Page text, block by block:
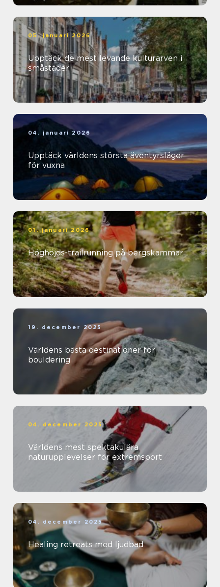
05. januari 2026
Upptäck de mest levande kulturarven i
småstäder
04. januari 2026
Upptäck världens största äventyrsläger
för vuxna
01. januari 2026
Höghöjds-trailrunning på bergskammar
19. december 2025
Världens bästa destinationer för
bouldering
04. december 2025
Världens mest spektakulära
naturupplevelser för extremsport
04. december 2025
Healing retreats med ljudbad